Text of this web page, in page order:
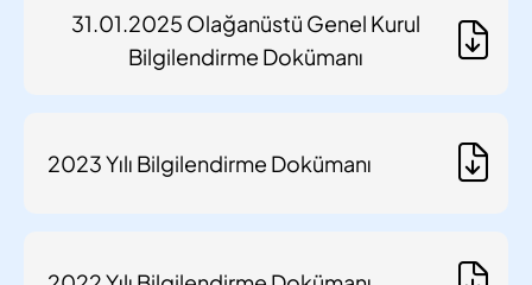
31.01.2025 Olağanüstü Genel Kurul
Bilgilendirme Dokümanı
2023 Yılı Bilgilendirme Dokümanı